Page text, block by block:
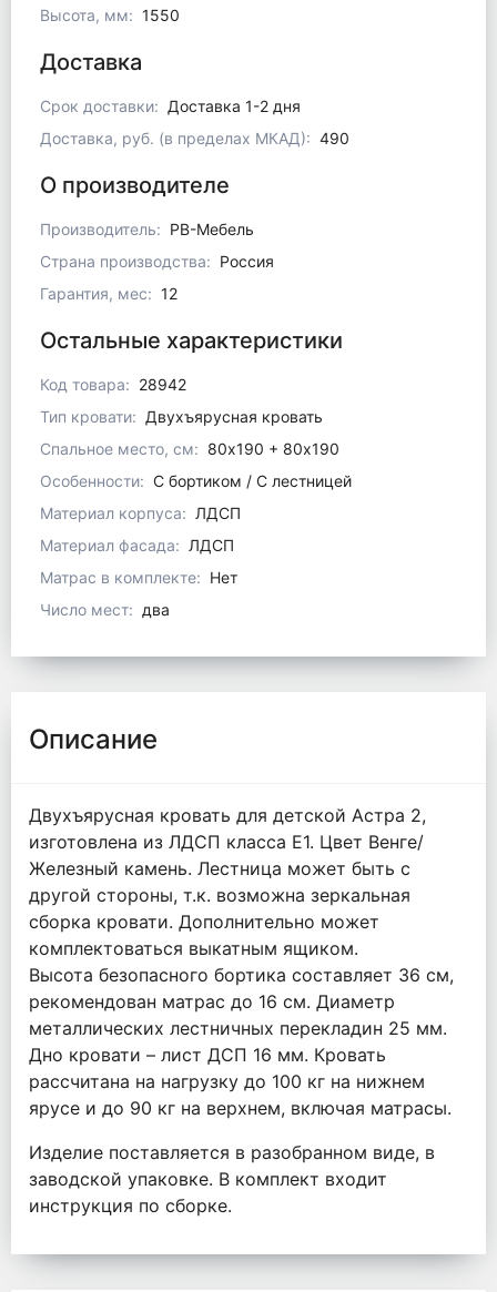
Высота, мм: 1550
Доставка
Срок доставки: Доставка 1-2 дня
Доставка, руб. (в пределах МКАД): 490
О производителе
Производитель: РВ-Мебель
Страна производства: Россия
Гарантия, мес: 12
Остальные характеристики
Код товара: 28942
Тип кровати: Двухъярусная кровать
Спальное место, см: 80x190 + 80х190
Особенности: С бортиком / С лестницей
Материал корпуса: ЛДСП
Материал фасада: ЛДСП
Матрас в комплекте: Нет
Число мест: два
Описание
Двухъярусная кровать для детской Астра 2,
изготовлена из ЛДСП класса Е1. Цвет Венге/
Железный камень. Лестница может быть с
другой стороны, т.к. возможна зеркальная
сборка кровати. Дополнительно может
комплектоваться выкатным ящиком.
Высота безопасного бортика составляет 36 см,
рекомендован матрас до 16 см. Диаметр
металлических лестничных перекладин 25 мм.
Дно кровати – лист ДСП 16 мм. Кровать
рассчитана на нагрузку до 100 кг на нижнем
ярусе и до 90 кг на верхнем, включая матрасы.
Изделие поставляется в разобранном виде, в
заводской упаковке. В комплект входит
инструкция по сборке.